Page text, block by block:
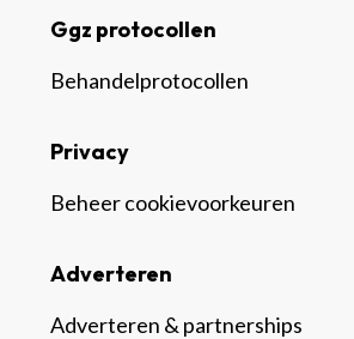
Ggz protocollen
Behandelprotocollen
Adverteren
Adverteren & partnerships
Privacy
Beheer cookievoorkeuren